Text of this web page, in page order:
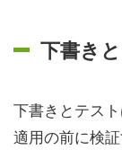
下書き
下書きとテス
適用の前に検